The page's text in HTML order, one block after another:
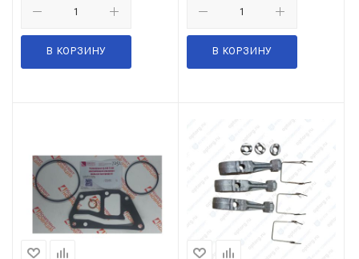
В КОРЗИНУ В КОРЗИНУ